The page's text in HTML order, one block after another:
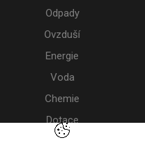
Odpady
Ovzduší
Energie
Voda
Chemie
Dotace
Akce